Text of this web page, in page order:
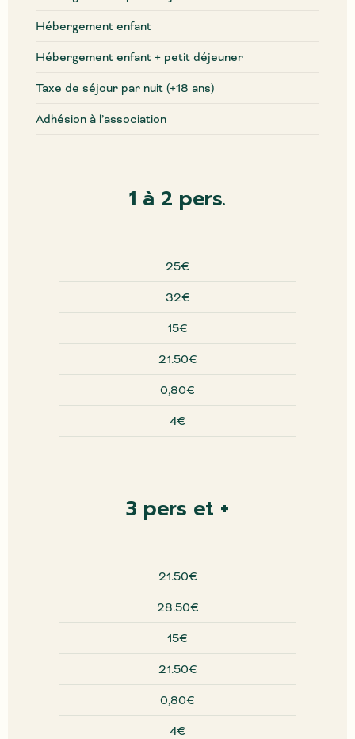
Hébergement enfant
Hébergement enfant + petit déjeuner
Taxe de séjour par nuit (+18 ans)
Adhésion à l’association
1 à 2 pers.
25€
32€
15€
21.50€
0,80€
4€
3 pers et +
21.50€
28.50€
15€
21.50€
0,80€
4€